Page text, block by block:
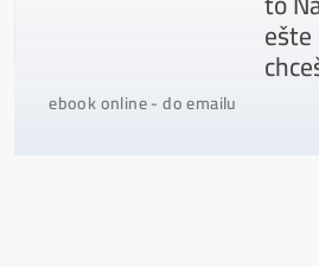
CENT +